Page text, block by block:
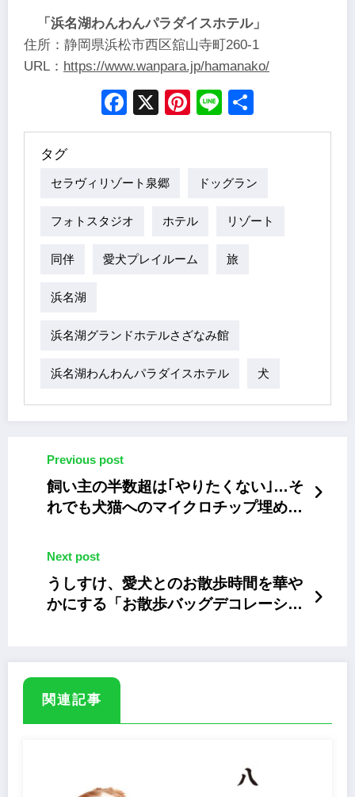
「浜名湖わんわんパラダイスホテル」
住所：静岡県浜松市西区舘山寺町260-1
URL： https://www.wanpara.jp/hamanako/
Facebook
X Pinterest
Line
タグ
セラヴィリゾート泉郷 ドッグラン
フォトスタジオ ホテル リゾート
同伴 愛犬プレイルーム 旅
浜名湖
浜名湖グランドホテルさざなみ館
浜名湖わんわんパラダイスホテル 犬
Previous post
飼い主の半数超は｢やりたくない｣…そ
れでも犬猫へのマイクロチップ埋め込
Next post
うしすけ、愛犬とのお散歩時間を華や
かにする「お散歩バッグデコレーショ
関連記事